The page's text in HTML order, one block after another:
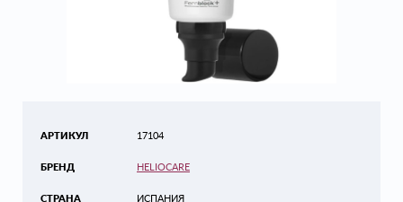
АРТИКУЛ
БРЕНД
СТРАНА
17104
HELIOCARE
ИСПАНИЯ